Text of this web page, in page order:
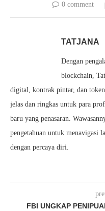
0 comment
TATJANA
Dengan
blockchain,
digital, kontrak pintar, dan
jelas dan ringkas untuk para
baru yang penasaran.
pengetahuan untuk menavigasi
dengan percaya diri.
FBI UNGKAP